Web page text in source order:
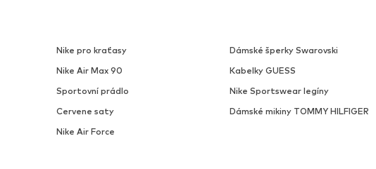
Nike pro kraťasy Dámské šperky Swarovski
Nike Air Max 90 Kabelky GUESS
Sportovní prádlo Nike Sportswear legíny
Cervene saty Dámské mikiny TOMMY HILFIGER
Nike Air Force